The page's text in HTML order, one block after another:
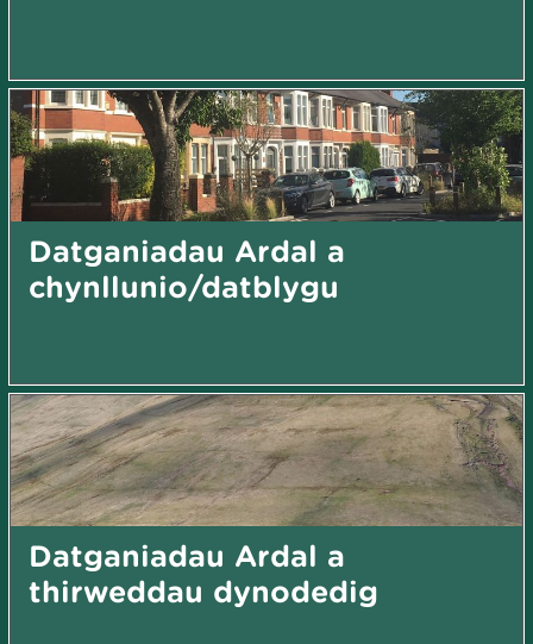
Datganiadau Ardal a
chynllunio/datblygu
Datganiadau Ardal a
thirweddau dynodedig